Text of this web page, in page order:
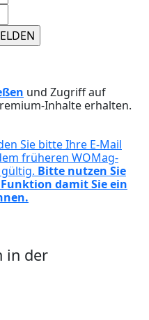
Inhalte erhalten.
Sie bitte Ihre E-Mail
früheren WOMag-
Bitte nutzen Sie
Funktion damit Sie ein
in der